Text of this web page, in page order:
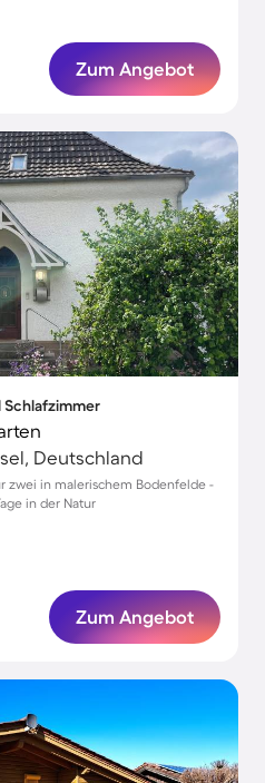
Zum Angebot
Schlafzimmer
Deutschland
zwei in malerischem Bodenfelde -
in der Natur
Zum Angebot